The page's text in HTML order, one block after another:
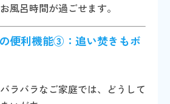
風呂時間が過ごせます。
便利機能③：追い焚きもボ
ラバラなご家庭では、どうして